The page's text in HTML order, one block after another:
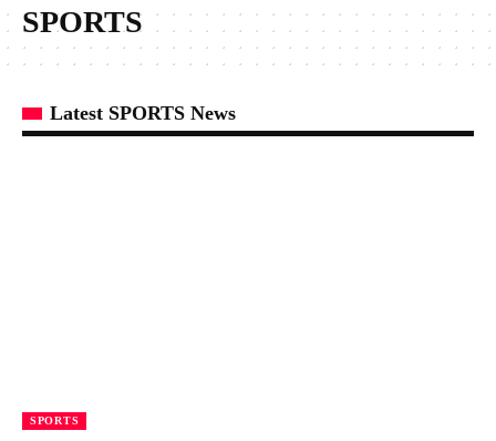
SPORTS
Latest SPORTS News
SPORTS